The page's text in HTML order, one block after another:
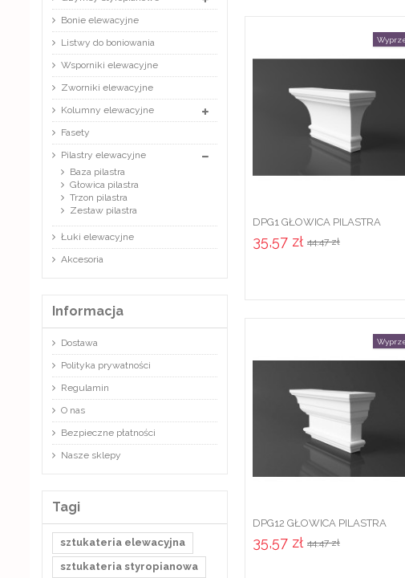
DPG1 GŁOWICA PILASTRA
ELEWACYJNEGO KLASYCZNA
DEKORACYJNA
35,57 zł 44,47 zł
DPG12 GŁOWICA PILASTRA
ZEWNĘTRZNEGO ZE
STYROPIANU...
35,57 zł 44,47 zł
Bonie elewacyjne
Listwy do boniowania
Wsporniki elewacyjne
Zworniki elewacyjne
Kolumny elewacyjne
Fasety
Pilastry elewacyjne
Baza pilastra
Głowica pilastra
Trzon pilastra
Zestaw pilastra
Łuki elewacyjne
Akcesoria
Informacja
Dostawa
Polityka prywatności
Regulamin
O nas
Bezpieczne płatności
Nasze sklepy
Tagi
sztukateria elewacyjna
sztukateria styropianowa